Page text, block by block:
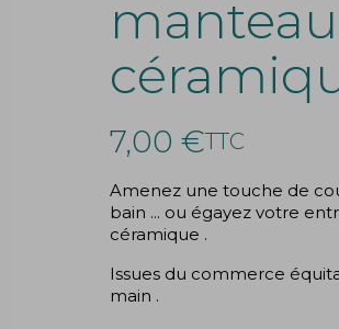
7,00 €TTC
Amenez une touche de
bain ... ou égayez votre
céramique .
Issues du commerce
main .